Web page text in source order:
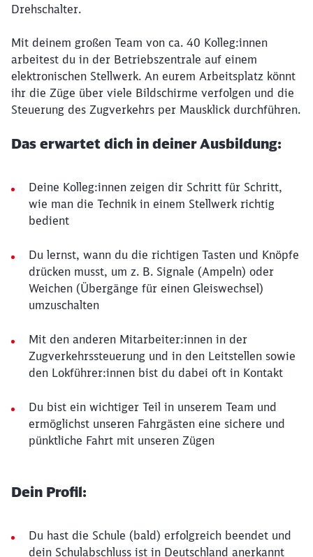
Drehschalter.
Mit deinem großen Team von ca. 40 Kolleg:innen
arbeitest du in der Betriebszentrale auf einem
elektronischen Stellwerk. An eurem Arbeitsplatz könnt
ihr die Züge über viele Bildschirme verfolgen und die
Steuerung des Zugverkehrs per Mausklick durchführen.
Das erwartet dich in deiner Ausbildung:
Deine Kolleg:innen zeigen dir Schritt für Schritt,
wie man die Technik in einem Stellwerk richtig
bedient
Du lernst, wann du die richtigen Tasten und Knöpfe
drücken musst, um z. B. Signale (Ampeln) oder
Weichen (Übergänge für einen Gleiswechsel)
umzuschalten
Mit den anderen Mitarbeiter:innen in der
Zugverkehrssteuerung und in den Leitstellen sowie
den Lokführer:innen bist du dabei oft in Kontakt
Du bist ein wichtiger Teil in unserem Team und
ermöglichst unseren Fahrgästen eine sichere und
pünktliche Fahrt mit unseren Zügen
Dein Profil:
Du hast die Schule (bald) erfolgreich beendet und
dein Schulabschluss ist in Deutschland anerkannt